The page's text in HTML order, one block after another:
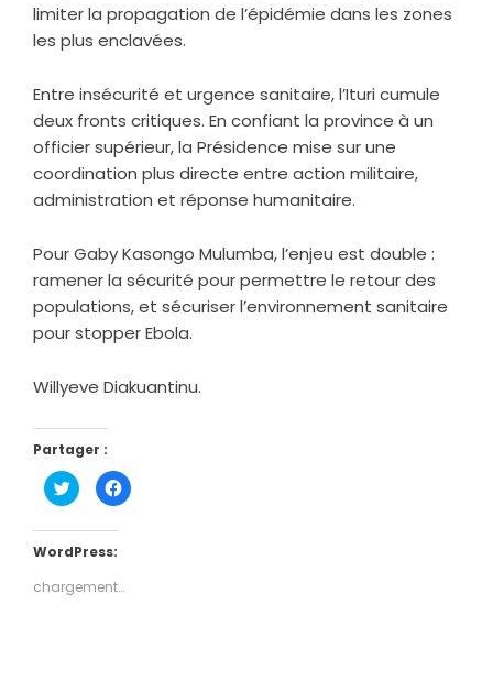
limiter la propagation de l’épidémie dans les zones
les plus enclavées.
Entre insécurité et urgence sanitaire, l’Ituri cumule
deux fronts critiques. En confiant la province à un
officier supérieur, la Présidence mise sur une
coordination plus directe entre action militaire,
administration et réponse humanitaire.
Pour Gaby Kasongo Mulumba, l’enjeu est double :
ramener la sécurité pour permettre le retour des
populations, et sécuriser l’environnement sanitaire
pour stopper Ebola.
Willyeve Diakuantinu.
Partager :
Cliquez
pour
partager
Twitter(ouvre
dans
fenêtre)
Cliquez
pour
fenêtre)
WordPress:
chargement…